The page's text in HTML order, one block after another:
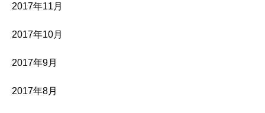
2017年11月
2017年10月
2017年9月
2017年8月